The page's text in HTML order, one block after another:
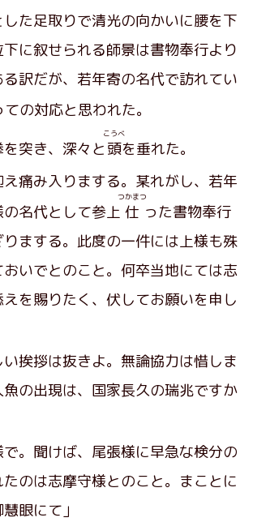
た足取りで清光の向かいに腰を下
に叙せられる師景は書物奉行より
訳だが、若年寄の名代で訪れてい
ての対応と思われた。
突き、深々と 頭
こうべ
を垂れた。
え痛み入りまする。某れがし、若年
名代として参上 仕
つかまつ
った書物奉行
まする。此度の一件には上様も殊
いでとのこと。何卒当地にては志
を賜りたく、伏してお願いを申し
い挨拶は抜きよ。無論協力は惜しま
の出現は、国家長久の瑞兆ですか
で。聞けば、尾張様に早急な検分の
のは志摩守様とのこと。まことに
眼にて」